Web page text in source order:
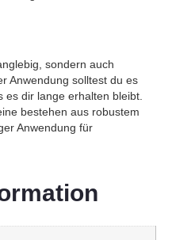
sondern auch
Anwendung solltest du es
es dir lange erhalten bleibt.
bestehen aus robustem
Anwendung für